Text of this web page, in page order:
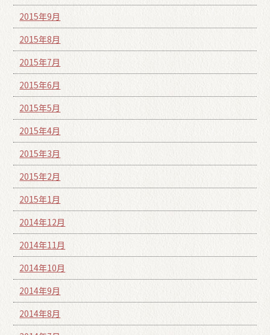
2015年9月
2015年8月
2015年7月
2015年6月
2015年5月
2015年4月
2015年3月
2015年2月
2015年1月
2014年12月
2014年11月
2014年10月
2014年9月
2014年8月